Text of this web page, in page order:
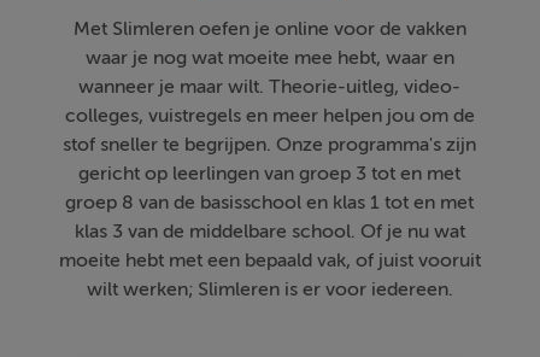
Met Slimleren oefen je online voor de vakken
waar je nog wat moeite mee hebt, waar en
wanneer je maar wilt. Theorie-uitleg, video-
colleges, vuistregels en meer helpen jou om de
stof sneller te begrijpen. Onze programma's zijn
gericht op leerlingen van groep 3 tot en met
groep 8 van de basisschool en klas 1 tot en met
klas 3 van de middelbare school. Of je nu wat
moeite hebt met een bepaald vak, of juist vooruit
wilt werken; Slimleren is er voor iedereen.